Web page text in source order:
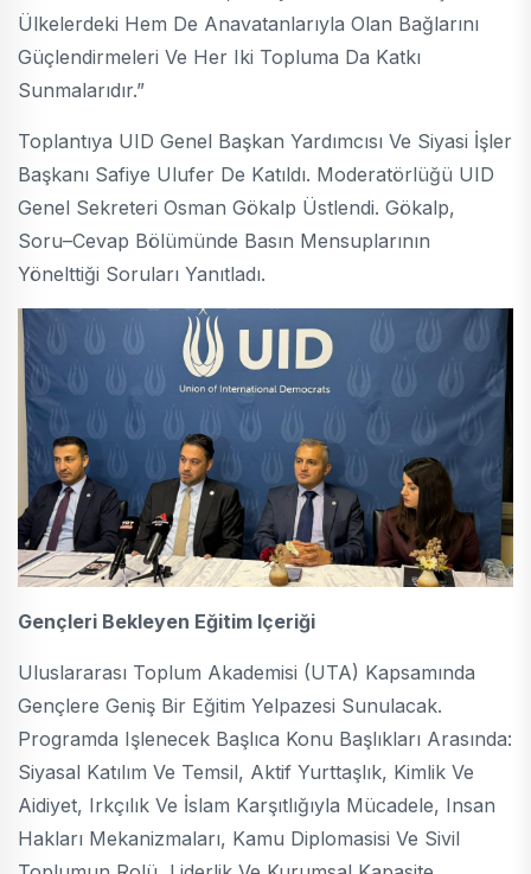
Ülkelerdeki Hem De Anavatanlarıyla Olan Bağlarını
Güçlendirmeleri Ve Her Iki Topluma Da Katkı
Sunmalarıdır.”
Toplantıya UID Genel Başkan Yardımcısı Ve Siyasi İşler
Başkanı Safiye Ulufer De Katıldı. Moderatörlüğü UID
Genel Sekreteri Osman Gökalp Üstlendi. Gökalp,
Soru–Cevap Bölümünde Basın Mensuplarının
Yönelttiği Soruları Yanıtladı.
Gençleri Bekleyen Eğitim Içeriği
Uluslararası Toplum Akademisi (UTA) Kapsamında
Gençlere Geniş Bir Eğitim Yelpazesi Sunulacak.
Programda Işlenecek Başlıca Konu Başlıkları Arasında:
Siyasal Katılım Ve Temsil, Aktif Yurttaşlık, Kimlik Ve
Aidiyet, Irkçılık Ve İslam Karşıtlığıyla Mücadele, Insan
Hakları Mekanizmaları, Kamu Diplomasisi Ve Sivil